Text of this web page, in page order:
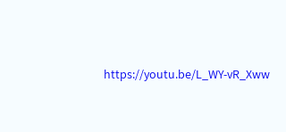
https://youtu.be/L_WY-vR_Xww